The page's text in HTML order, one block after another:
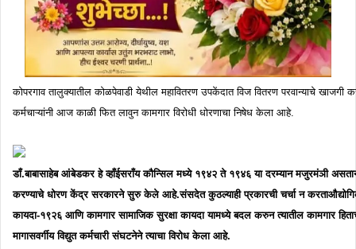
कोपरगाव तालुक्यातील कोळपेवाडी येथील महावितरण उपकेंदात विज वितरण परवान्याचे खाजगी
कर्मचाऱ्यांनी आज काळी फित लावुन कामगार विरोधी धोरणाचा निषेध केला आहे.
डाँ.बाबासाहेब आंबेडकर हे व्हाँईसराँय कौन्सिल मध्ये १९४२ ते १९४६ या दरम्यान मजुरमंञी
करण्याचे धोरण केंद्र सरकारने सुरु केले आहे.संसदेत कुठल्याही प्रकारची चर्चा न
कायदा-१९२६ आणि कामगार सामाजिक सुरक्षा कायदा यामध्ये बदल करुन त्यातील कामगार
मागासवर्गीय विद्युत कर्मचारी संघटनेने त्याचा विरोध केला आहे.